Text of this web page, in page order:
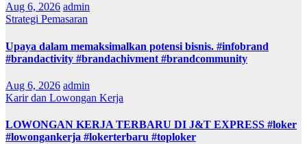
Aug 6, 2026 admin
Strategi Pemasaran
Upaya dalam memaksimalkan potensi bisnis. #infobrand
#brandactivity #brandachivment #brandcommunity
Aug 6, 2026 admin
Karir dan Lowongan Kerja
LOWONGAN KERJA TERBARU DI J&T EXPRESS #loker
#lowongankerja #lokerterbaru #toploker